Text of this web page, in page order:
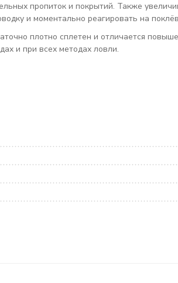
пропиток и покрытий. Также
и моментально реагировать на
плотно сплетен и отличается
и при всех методах ловли.